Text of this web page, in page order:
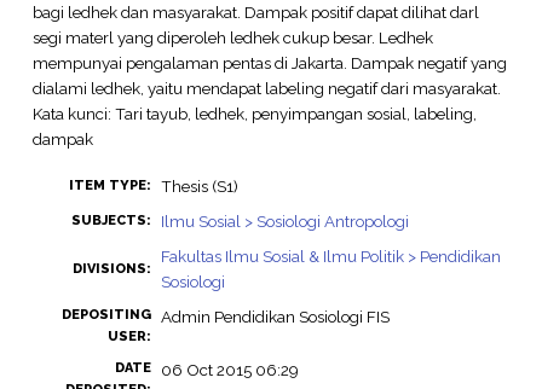
bagi ledhek dan masyarakat. Dampak positif dapat dilihat darl
segi materl yang diperoleh ledhek cukup besar. Ledhek
mempunyai pengalaman pentas di Jakarta. Dampak negatif yang
dialami ledhek, yaitu mendapat labeling negatif dari masyarakat.
Kata kunci: Tari tayub, ledhek, penyimpangan sosial, labeling,
dampak
ITEM TYPE: Thesis (S1)
SUBJECTS: Ilmu Sosial > Sosiologi Antropologi
DIVISIONS:
Fakultas Ilmu Sosial & Ilmu Politik > Pendidikan
Sosiologi
DEPOSITING
USER:
Admin Pendidikan Sosiologi FIS
DATE
06 Oct 2015 06:29